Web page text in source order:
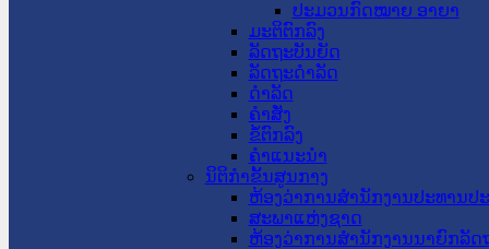
ປະມວນກົດໝາຍ ອາຍາ
ມະຕິຕົກລົງ
ລັດຖະບັນຍັດ
ລັດຖະດໍາລັດ
ດໍາລັດ
ຄໍາສັ່ງ
ຂໍ້ຕົກລົງ
ຄໍາແນະນໍາ
ນິຕິກໍາຂັ້ນສູນກາງ
ຫ້ອງວ່າການສໍານັກງານປະທານປ
ສະພາແຫ່ງຊາດ
ຫ້ອງວ່າການສຳນັກງານນາຍົກລັດ